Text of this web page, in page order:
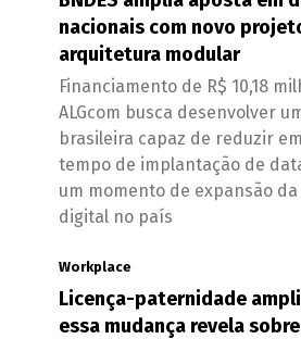
nacionais com novo
arquitetura modular
Financiamento de R$ 10,18
ALGcom busca desenvolver
brasileira capaz de reduzir
tempo de implantação de
um momento de expansão
digital no país
Workplace
Licença-paternidade
essa mudança revela